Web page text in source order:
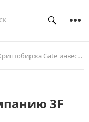
Gate инвестировала в компанию 3F
3F